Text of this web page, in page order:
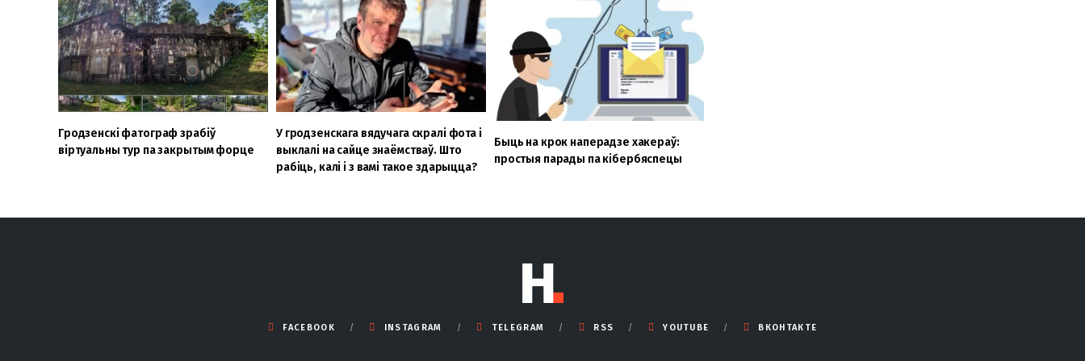
Гродзенскі фатограф зрабіў
віртуальны тур па закрытым форце
У гродзенскага вядучага скралі фота і
выклалі на сайце знаёмстваў. Што
рабіць, калі і з вамі такое здарыцца?
Быць на крок наперадзе хакераў:
простыя парады па кібербяспецы
FACEBOOK INSTAGRAM TELEGRAM RSS YOUTUBE ВКОНТАКТЕ